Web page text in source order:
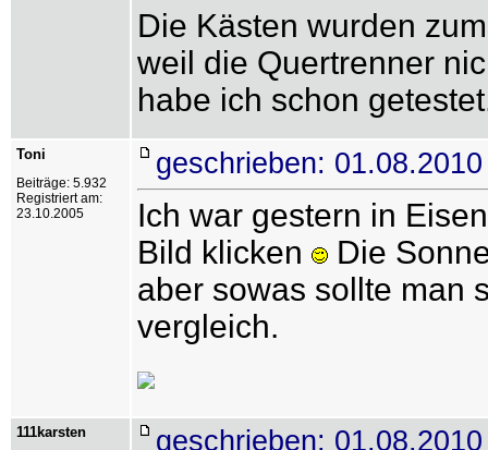
Die Kästen wurden
weil die Quertrenner
habe ich schon
Toni
Beiträge: 5.932
Registriert am:
23.10.2005
geschrieben:
Ich war gestern in
Bild klicken
Die
aber sowas sollte man
vergleich.
111karsten geschrieben: